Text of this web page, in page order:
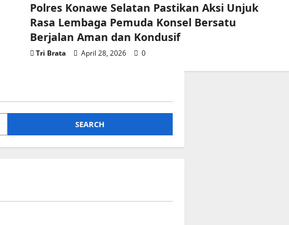
Polres Konawe Selatan Pastikan Aksi Unjuk
Rasa Lembaga Pemuda Konsel Bersatu
Berjalan Aman dan Kondusif
Tri Brata April 28, 2026 0
SEARCH